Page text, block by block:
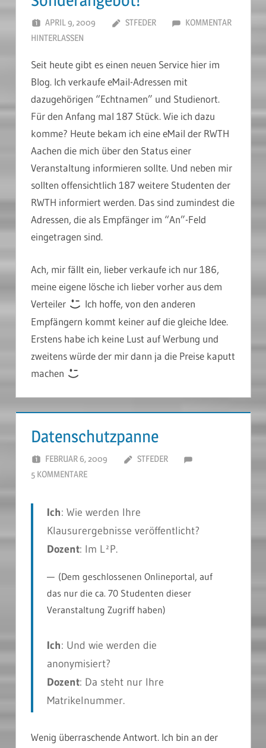
APRIL 9, 2009 STFEDER
KOMMENTAR
HINTERLASSEN
Seit heute gibt es einen neuen Service hier im
Blog. Ich verkaufe eMail-Adressen mit
dazugehörigen “Echtnamen” und Studienort.
Für den Anfang mal 187 Stück. Wie ich dazu
komme? Heute bekam ich eine eMail der RWTH
Aachen die mich über den Status einer
Veranstaltung informieren sollte. Und neben mir
sollten offensichtlich 187 weitere Studenten der
RWTH informiert werden. Das sind zumindest die
Adressen, die als Empfänger im “An”-Feld
eingetragen sind.
Ach, mir fällt ein, lieber verkaufe ich nur 186,
meine eigene lösche ich lieber vorher aus dem
Verteiler
Ich hoffe, von den anderen
Empfängern kommt keiner auf die gleiche Idee.
Erstens habe ich keine Lust auf Werbung und
zweitens würde der mir dann ja die Preise kaputt
machen
Datenschutzpanne
FEBRUAR 6, 2009
STFEDER
5 KOMMENTARE
Ich: Wie werden Ihre
Klausurergebnisse veröffentlicht?
Dozent: Im L²P.
(Dem geschlossenen Onlineportal, auf
das nur die ca. 70 Studenten dieser
Veranstaltung Zugriff haben)
Ich: Und wie werden die
anonymisiert?
Dozent: Da steht nur Ihre
Matrikelnummer.
Wenig überraschende Antwort. Ich bin an der